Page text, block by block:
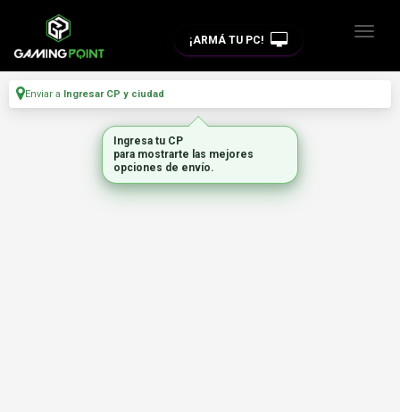
¡ARMÁ TU PC!
Enviar a Ingresar CP y ciudad
Ingresa tu CP
para mostrarte las mejores
opciones de envío.